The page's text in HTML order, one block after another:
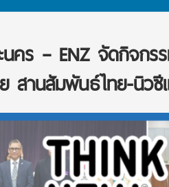
คร – ENZ จัดกิจกร
สานสัมพันธ์ไทย-นิวซี